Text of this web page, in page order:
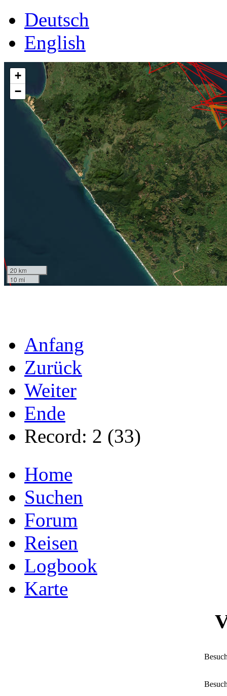
Deutsch
English
+
−
20 km
10 mi
Anfang
Zurück
Weiter
Ende
Record: 2 (33)
Home
Suchen
Forum
Reisen
Logbook
Karte